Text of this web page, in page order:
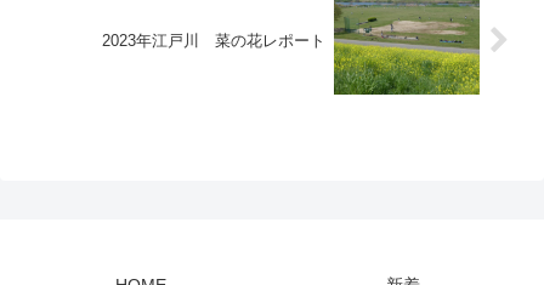
2023年江戸川 菜の花レポート